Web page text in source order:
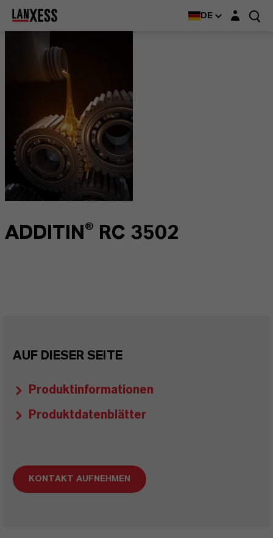
DE Login-Maske
ADDITIN® RC 3502
AUF DIESER SEITE
Produktinformationen
Produktdatenblätter
KONTAKT AUFNEHMEN